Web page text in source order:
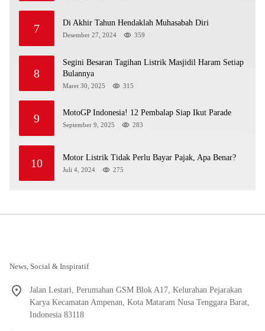
7 Di Akhir Tahun Hendaklah Muhasabah Diri
Desember 27, 2024 359
8
Segini Besaran Tagihan Listrik Masjidil Haram Setiap
Bulannya
Maret 30, 2025 315
9 MotoGP Indonesia! 12 Pembalap Siap Ikut Parade
September 9, 2025 283
10 Motor Listrik Tidak Perlu Bayar Pajak, Apa Benar?
Juli 4, 2024 275
News, Social & Inspiratif
Jalan Lestari, Perumahan GSM Blok A17, Kelurahan Pejarakan
Karya Kecamatan Ampenan, Kota Mataram Nusa Tenggara Barat,
Indonesia 83118